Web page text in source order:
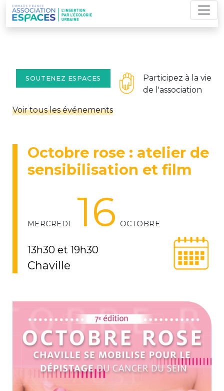
Skip
to
content
SOUTENEZ ESPACES
Participez à la vie
de l'association
Voir tous les événements
Octobre rose : atelier de
sensibilisation et film
MERCREDI 16 OCTOBRE
13h30 et 19h30
Chaville